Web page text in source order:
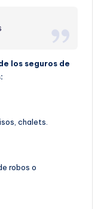
los seguros de
chalets.
robos o